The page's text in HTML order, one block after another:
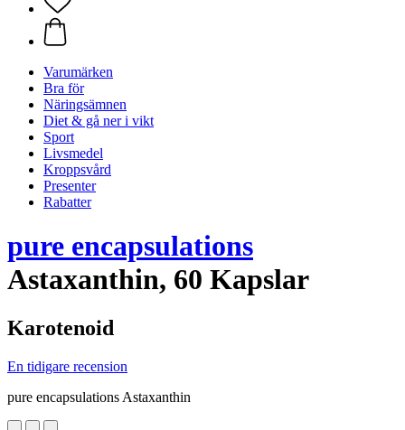
Varumärken
Bra för
Näringsämnen
Diet & gå ner i vikt
Sport
Livsmedel
Kroppsvård
Presenter
Rabatter
pure encapsulations
Astaxanthin, 60 Kapslar
Karotenoid
En tidigare recension
pure encapsulations Astaxanthin